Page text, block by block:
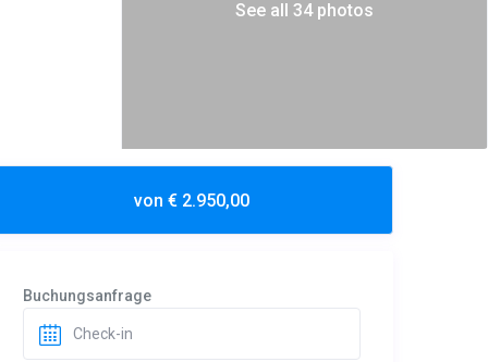
See all 34 photos
von € 2.950,00
Buchungsanfrage